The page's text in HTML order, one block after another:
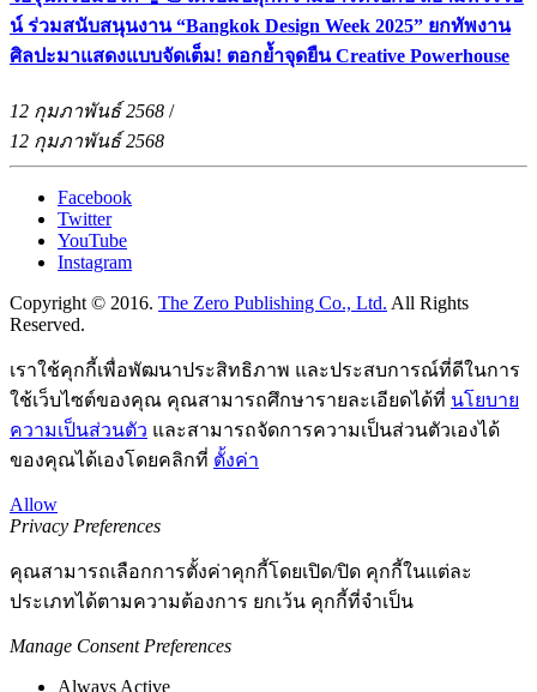
น์ ร่วมสนับสนุนงาน “Bangkok Design Week 2025” ยกทัพงาน
ศิลปะมาแสดงแบบจัดเต็ม! ตอกย้ำจุดยืน Creative Powerhouse
12 กุมภาพันธ์ 2568 /
12 กุมภาพันธ์ 2568
Facebook
Twitter
YouTube
Instagram
Copyright © 2016. The Zero Publishing Co., Ltd. All Rights
Reserved.
เราใช้คุกกี้เพื่อพัฒนาประสิทธิภาพ และประสบการณ์ที่ดีในการ
ใช้เว็บไซต์ของคุณ คุณสามารถศึกษารายละเอียดได้ที่ นโยบาย
ความเป็นส่วนตัว และสามารถจัดการความเป็นส่วนตัวเองได้
ของคุณได้เองโดยคลิกที่ ตั้งค่า
Allow
Privacy Preferences
คุณสามารถเลือกการตั้งค่าคุกกี้โดยเปิด/ปิด คุกกี้ในแต่ละ
ประเภทได้ตามความต้องการ ยกเว้น คุกกี้ที่จำเป็น
Manage Consent Preferences
Always Active